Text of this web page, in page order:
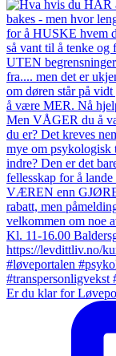
Er du klar for